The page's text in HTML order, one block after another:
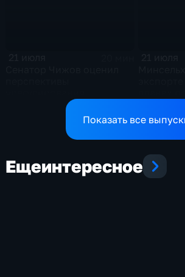
конфликтов на Ближнем
Востоке и диалог сПоказать все
Ещеинтересное